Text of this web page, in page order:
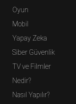
Oyun
Mobil
Yapay Zeka
Siber Güvenlik
TV ve Filmler
Nedir?
Nasıl Yapılır?